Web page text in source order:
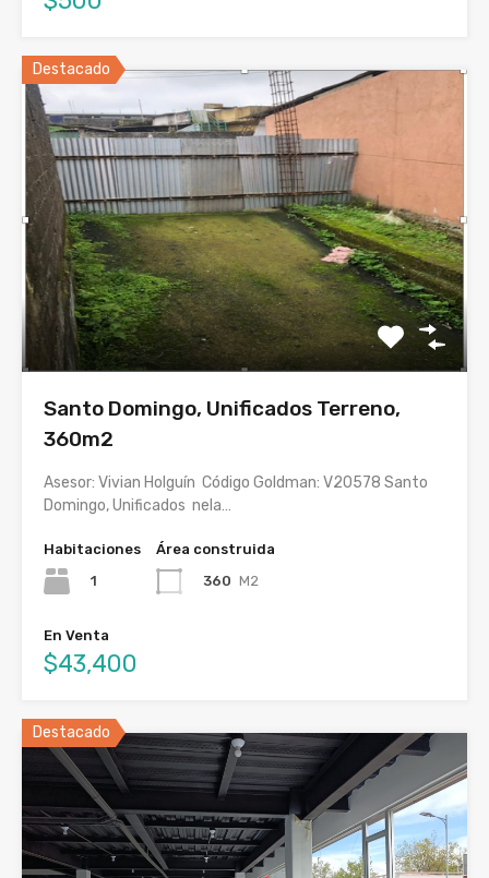
Destacado
Santo Domingo, Unificados Terreno,
360m2
Asesor: Vivian Holguín Código Goldman: V20578 Santo
Domingo, Unificados nela…
Habitaciones
1
Área construida
360 M2
En Venta
$43,400
Destacado